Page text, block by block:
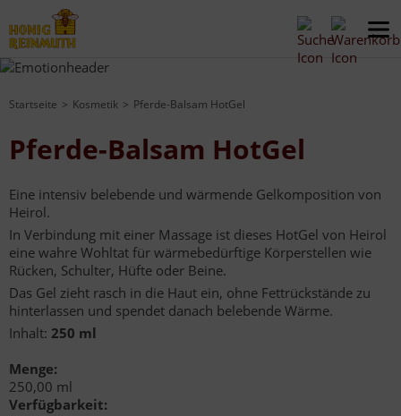
Startseite Kosmetik Pferde-Balsam HotGel
Pferde-Balsam HotGel
Eine intensiv belebende und wärmende Gelkomposition von
Heirol.
In Verbindung mit einer Massage ist dieses HotGel von Heirol
eine wahre Wohltat für wärmebedürftige Körperstellen wie
Rücken, Schulter, Hüfte oder Beine.
Das Gel zieht rasch in die Haut ein, ohne Fettrückstände zu
hinterlassen und spendet danach belebende Wärme.
Inhalt: 250 ml
Menge:
250,00 ml
Verfügbarkeit: